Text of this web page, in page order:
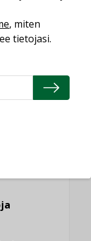
, miten
tietojasi.